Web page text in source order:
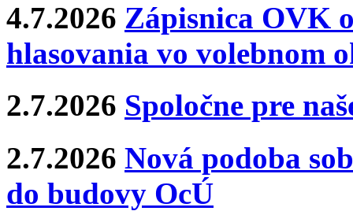
4.7.2026 Zápisnica OVK
hlasovania vo volebnom
2.7.2026 Spoločne pre
2.7.2026 Nová podoba
do budovy OcÚ